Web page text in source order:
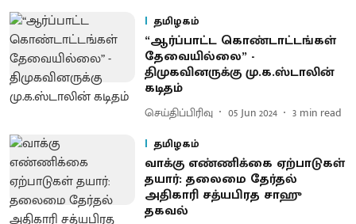
தமிழகம்
“ஆர்ப்பாட்ட கொண்டாட்டங்கள்
தேவையில்லை” -
திமுகவினருக்கு மு.க.ஸ்டாலின்
கடிதம்
செய்திப்பிரிவு 05 Jun 2024 3 min read
தமிழகம்
வாக்கு எண்ணிக்கை ஏற்பாடுகள்
தயார்: தலைமை தேர்தல்
அதிகாரி சத்யபிரத சாஹு
தகவல்